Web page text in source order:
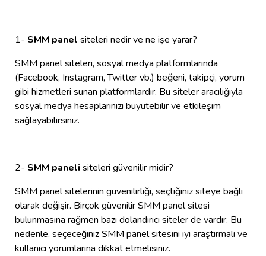
1- SMM panel siteleri nedir ve ne işe yarar?
SMM panel siteleri, sosyal medya platformlarında
(Facebook, Instagram, Twitter vb.) beğeni, takipçi, yorum
gibi hizmetleri sunan platformlardır. Bu siteler aracılığıyla
sosyal medya hesaplarınızı büyütebilir ve etkileşim
sağlayabilirsiniz.
2- SMM paneli siteleri güvenilir midir?
SMM panel sitelerinin güvenilirliği, seçtiğiniz siteye bağlı
olarak değişir. Birçok güvenilir SMM panel sitesi
bulunmasına rağmen bazı dolandırıcı siteler de vardır. Bu
nedenle, seçeceğiniz SMM panel sitesini iyi araştırmalı ve
kullanıcı yorumlarına dikkat etmelisiniz.